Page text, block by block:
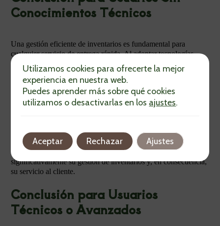
Conocimientos Técnicos
Una gestión eficiente de inventarios es fundamental para
cualquier servicio de entrega rápida. Al adoptar tecnologías
adecuadas y trabajar estrechamente con proveedores, las
empresas pueden asegurar que siempre haya suficiente stock de
cada producto, evitando así roturas y excesos. Esto no solo
mejora la operación interna, sino que también se traduce en una
mejor experiencia para los clientes, quienes recibirán sus
está en mantener una comunicación efectiva y en realizar ajustes
constantes a medida que las necesidades del mercado cambian.
Con estos pasos, cualquier empresa puede mejorar
significativamente su gestión de inventarios y, en consecuencia,
su servicio al cliente.
Conclusión para Usuarios
Técnicos o Avanzados
Utilizamos cookies para ofrecerte la mejor
experiencia en nuestra web.
Puedes aprender más sobre qué cookies
utilizamos o desactivarlas en los ajustes.
Aceptar Rechazar Ajustes